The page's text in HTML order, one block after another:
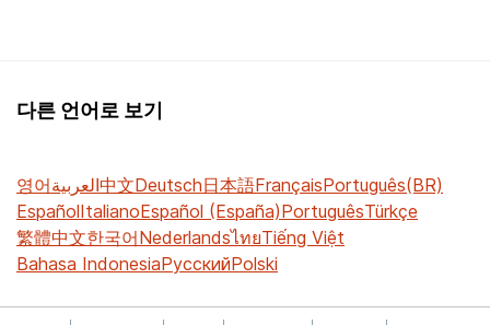
다른 언어로 보기
영어العربية中文Deutsch日本語FrançaisPortuguês(BR)
EspañolItalianoEspañol (España)PortuguêsTürkçe
繁體中文한국어NederlandsไทยTiếng Việt
Bahasa IndonesiaРусскийPolski